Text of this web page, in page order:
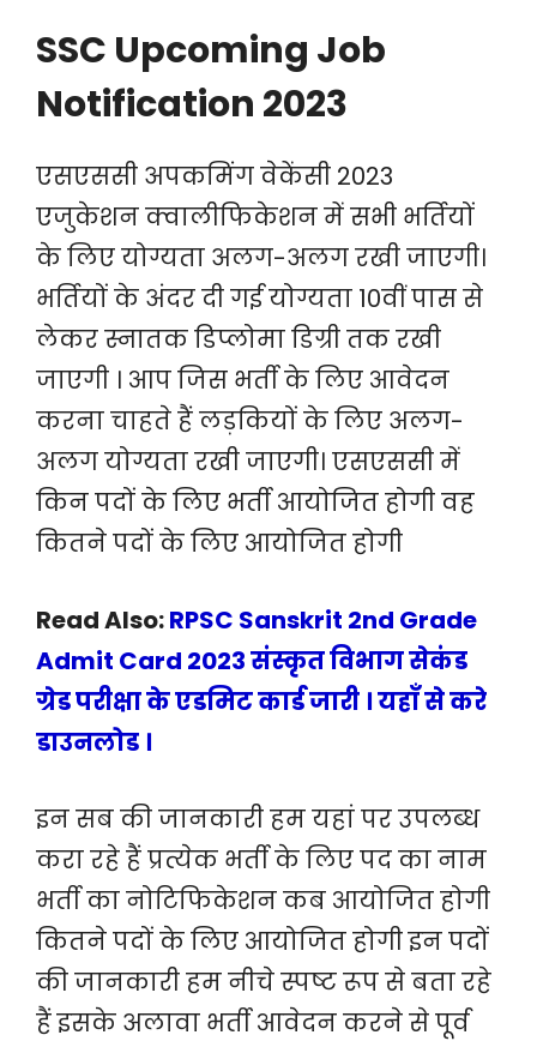
SSC Upcoming Job
Notification 2023
एसएससी अपकमिंग वेकेंसी 2023
एजुकेशन क्वालीफिकेशन में सभी भर्तियों
के लिए योग्यता अलग-अलग रखी जाएगी।
भर्तियों के अंदर दी गई योग्यता 10वीं पास से
लेकर स्नातक डिप्लोमा डिग्री तक रखी
जाएगी । आप जिस भर्ती के लिए आवेदन
करना चाहते हैं लड़कियों के लिए अलग-
अलग योग्यता रखी जाएगी। एसएससी में
किन पदों के लिए भर्ती आयोजित होगी वह
कितने पदों के लिए आयोजित होगी
Read Also:RPSC Sanskrit 2nd Grade
Admit Card 2023 संस्कृत विभाग सेकंड
ग्रेड परीक्षा के एडमिट कार्ड जारी । यहाँ से करे
डाउनलोड ।
इन सब की जानकारी हम यहां पर उपलब्ध
करा रहे हैं प्रत्येक भर्ती के लिए पद का नाम
भर्ती का नोटिफिकेशन कब आयोजित होगी
कितने पदों के लिए आयोजित होगी इन पदों
की जानकारी हम नीचे स्पष्ट रूप से बता रहे
हैं इसके अलावा भर्ती आवेदन करने से पूर्व